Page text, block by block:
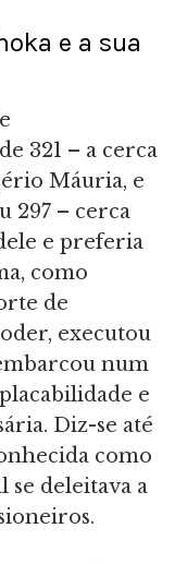
e a sua
321 – a cerca
Máuria, e
297 – cerca
e preferia
como
de
executou
num
e
Diz-se até
como
se deleitava a